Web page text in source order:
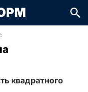
квадратного